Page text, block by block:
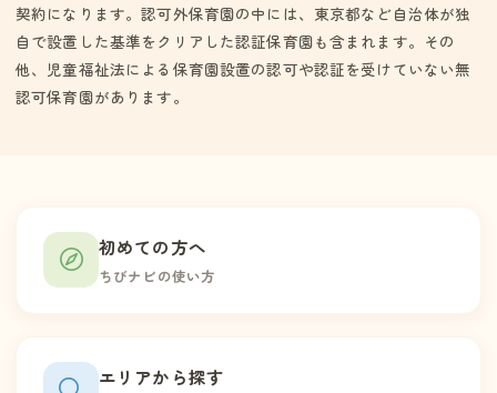
契約になります。認可外保育園の中には、東京都など自治体が独
自で設置した基準をクリアした認証保育園も含まれます。その
他、児童福祉法による保育園設置の認可や認証を受けていない無
認可保育園があります。
初めての方へ
ちびナビの使い方
エリアから探す